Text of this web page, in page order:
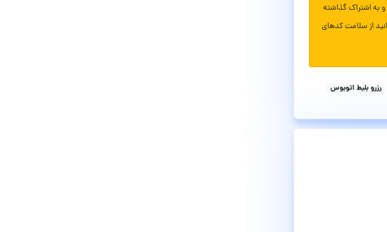
به اشتراک گذاشته
از سلامت کدهای
رزرو بلیط اتوبوس